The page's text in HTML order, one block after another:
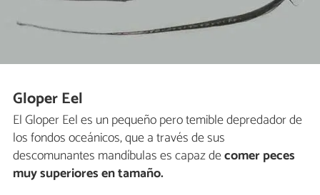
Gloper Eel
El Gloper Eel es un pequeño pero temible depredador de
los fondos oceánicos, que a través de sus
descomunantes mandíbulas es capaz decomer peces
muy superiores en tamaño.